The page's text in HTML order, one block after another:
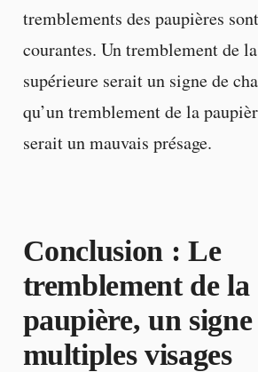
tremblements des paupières
courantes. Un tremblement de
supérieure serait un signe de
qu’un tremblement de la
serait un mauvais présage.
Conclusion : Le
tremblement de la
paupière, un
multiples visages